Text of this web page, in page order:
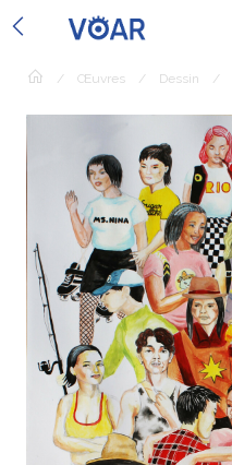
/ Œuvres / Dessin /